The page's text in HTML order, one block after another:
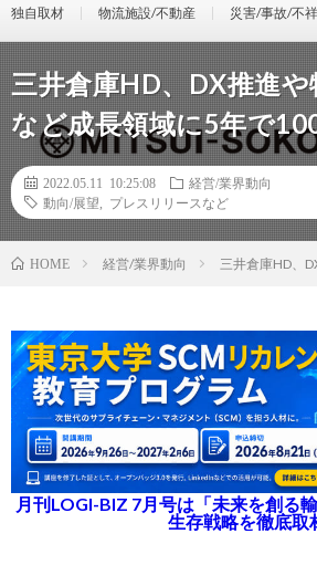
独自取材 物流施設/不動産 災害/事故/不
三井倉庫HD、DX推進や
など成長領域に5年で
2022.05.11 10:25:08
経営/業界動向
動向/展望
プレスリリースなど
HOME 経営/業界動向 三井倉庫HD、
月刊LOGI-BIZ 7月号は「未来を創る
生存戦略を徹底取